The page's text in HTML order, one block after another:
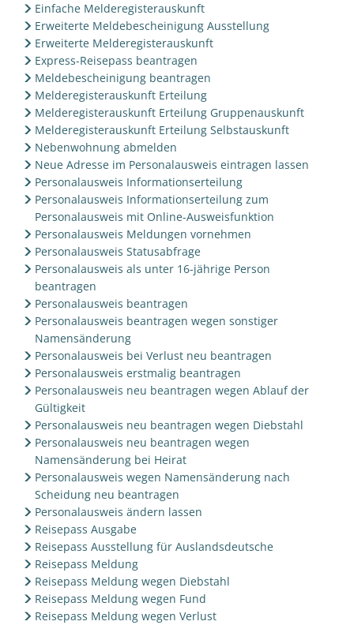
Einfache Melderegisterauskunft
Erweiterte Meldebescheinigung Ausstellung
Erweiterte Melderegisterauskunft
Express-Reisepass beantragen
Meldebescheinigung beantragen
Melderegisterauskunft Erteilung
Melderegisterauskunft Erteilung Gruppenauskunft
Melderegisterauskunft Erteilung Selbstauskunft
Nebenwohnung abmelden
Neue Adresse im Personalausweis eintragen lassen
Personalausweis Informationserteilung
Personalausweis Informationserteilung zum
Personalausweis mit Online-Ausweisfunktion
Personalausweis Meldungen vornehmen
Personalausweis Statusabfrage
Personalausweis als unter 16-jährige Person
beantragen
Personalausweis beantragen
Personalausweis beantragen wegen sonstiger
Namensänderung
Personalausweis bei Verlust neu beantragen
Personalausweis erstmalig beantragen
Personalausweis neu beantragen wegen Ablauf der
Gültigkeit
Personalausweis neu beantragen wegen Diebstahl
Personalausweis neu beantragen wegen
Namensänderung bei Heirat
Personalausweis wegen Namensänderung nach
Scheidung neu beantragen
Personalausweis ändern lassen
Reisepass Ausgabe
Reisepass Ausstellung für Auslandsdeutsche
Reisepass Meldung
Reisepass Meldung wegen Diebstahl
Reisepass Meldung wegen Fund
Reisepass Meldung wegen Verlust